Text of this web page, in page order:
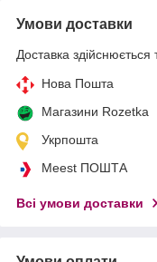
Умови доставки
Доставка здійснюється
Нова Пошта
Магазини Rozetka
Укрпошта
Meest ПОШТА
Всі умови доставки